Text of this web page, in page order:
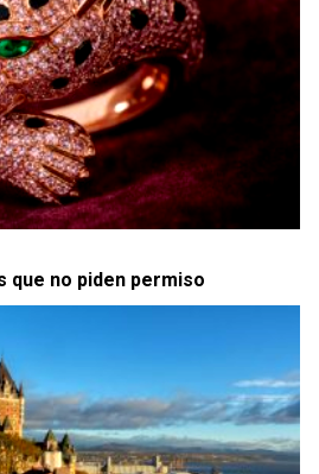
que no piden permiso